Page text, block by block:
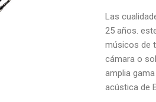
Las
25 años.
músicos de
cámara o
amplia
acústica de